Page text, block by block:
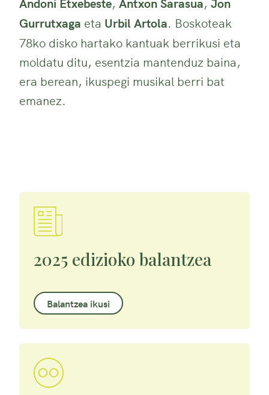
Gurrutxaga eta Urbil Artola. Boskoteak
78ko disko hartako kantuak berrikusi eta
moldatu ditu, esentzia mantenduz baina,
era berean, ikuspegi musikal berri bat
emanez.
2025 edizioko balantzea
Balantzea ikusi